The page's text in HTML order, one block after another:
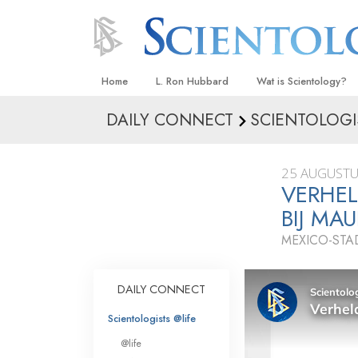
Home L. Ron Hubbard Wat is Scientology?
Overtuigingen &
Wat scientologen
Scientology
Maak kennis met
De Grondbeginselen
Een Inleiding tot
DAILY CONNECT
25
BIJ
MEXICO-
DAILY CONNECT
Scientologists @life
@life